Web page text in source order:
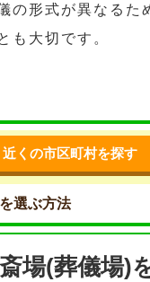
の形式が異なるた
も大切です。
近くの市区町村を探す
選ぶ方法
場(葬儀場)